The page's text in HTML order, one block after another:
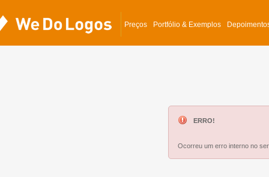
Preços Portfólio & Exemplos
ERRO!
Ocorreu um erro interno no